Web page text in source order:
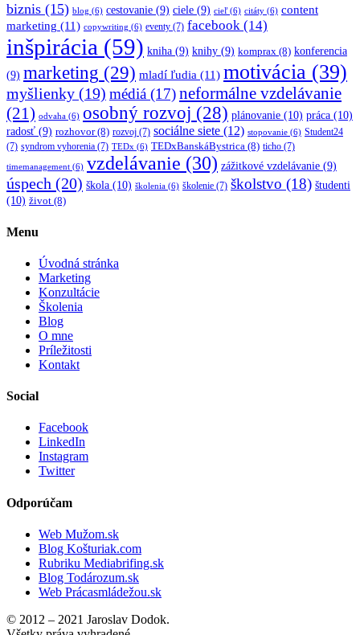
biznis (15) blog (6) cestovanie (9) ciele (9) cieľ(6) citáty (6) content
marketing (11) copywriting (6) eventy (7) facebook (14)
inšpirácia (59) kniha (9) knihy (9) komprax (8) konferencia
(9) marketing (29) mladí ľudia (11) motivácia (39)
myšlienky (19) médiá (17)neformálne vzdelávanie
(21) odvaha (6) osobný rozvoj (28) plánovanie (10) práca (10)
radosť (9) rozhovor(8) rozvoj (7) sociálne siete (12) stopovanie (6) Student24
(7) syndrom vyhorenia (7) TEDx (6) TEDxBanskáBystrica (8) ticho (7)
timemanagement (6) vzdelávanie (30) zážitkové vzdelávanie (9)
úspech (20) škola (10) školenia (6) školenie (7) školstvo (18) študenti
(10) život (8)
Menu
Úvodná stránka
Marketing
Konzultácie
Školenia
Blog
O mne
Príležitosti
Kontakt
Social
Facebook
LinkedIn
Instagram
Twitter
Odporúčam
Web Mužom.sk
Blog Košturiak.com
Rubriku Mediabrifing.sk
Blog Todározum.sk
Web Prácasmládežou.sk
© 2012 – 2021 Jaroslav Dodok.